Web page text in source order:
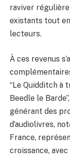
raviver
existants tout
lecteurs.
À ces revenus
“Le Quidditch à
Beedle le
générant des
d’audiolivres,
France,
croissance,